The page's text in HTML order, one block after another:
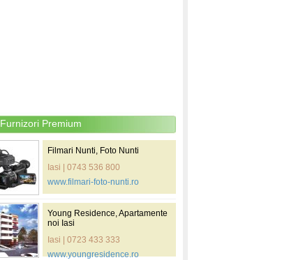
Furnizori Premium
Filmari Nunti, Foto Nunti
Iasi | 0743 536 800
www.filmari-foto-nunti.ro
Young Residence, Apartamente
noi Iasi
Iasi | 0723 433 333
www.youngresidence.ro